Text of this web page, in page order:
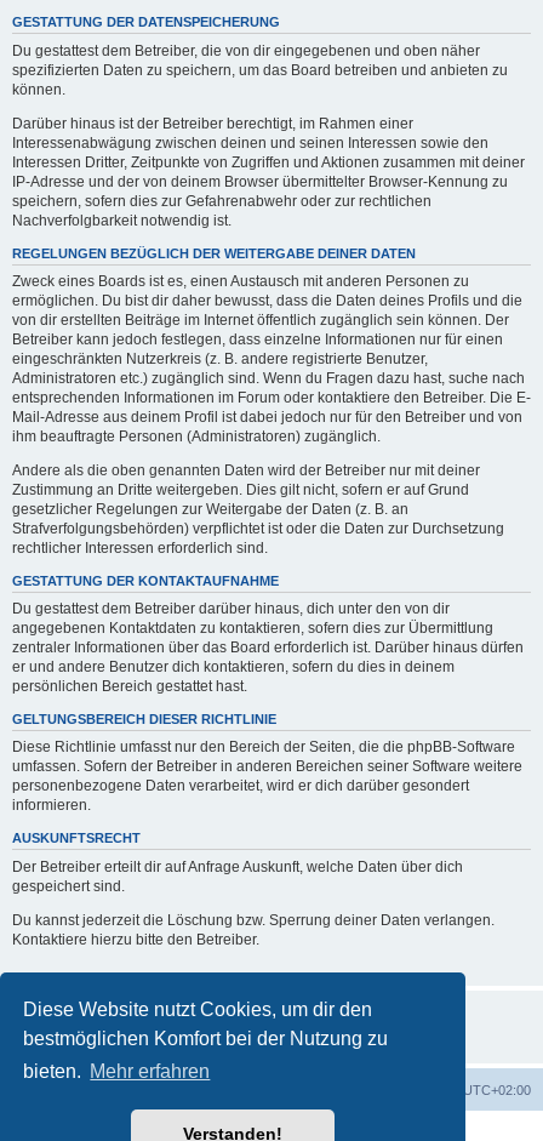
Diese Website nutzt Cookies, um dir den
bestmöglichen Komfort bei der Nutzung zu
bieten. Mehr erfahren
Verstanden!
GESTATTUNG DER DATENSPEICHERUNG
Du gestattest dem Betreiber, die von dir eingegebenen und oben näher
spezifizierten Daten zu speichern, um das Board betreiben und anbieten zu
können.
Darüber hinaus ist der Betreiber berechtigt, im Rahmen einer
Interessenabwägung zwischen deinen und seinen Interessen sowie den
Interessen Dritter, Zeitpunkte von Zugriffen und Aktionen zusammen mit deiner
IP-Adresse und der von deinem Browser übermittelter Browser-Kennung zu
speichern, sofern dies zur Gefahrenabwehr oder zur rechtlichen
Nachverfolgbarkeit notwendig ist.
REGELUNGEN BEZÜGLICH DER WEITERGABE DEINER DATEN
Zweck eines Boards ist es, einen Austausch mit anderen Personen zu
ermöglichen. Du bist dir daher bewusst, dass die Daten deines Profils und die
von dir erstellten Beiträge im Internet öffentlich zugänglich sein können. Der
Betreiber kann jedoch festlegen, dass einzelne Informationen nur für einen
eingeschränkten Nutzerkreis (z. B. andere registrierte Benutzer,
Administratoren etc.) zugänglich sind. Wenn du Fragen dazu hast, suche nach
entsprechenden Informationen im Forum oder kontaktiere den Betreiber. Die E-
Mail-Adresse aus deinem Profil ist dabei jedoch nur für den Betreiber und von
ihm beauftragte Personen (Administratoren) zugänglich.
Andere als die oben genannten Daten wird der Betreiber nur mit deiner
Zustimmung an Dritte weitergeben. Dies gilt nicht, sofern er auf Grund
gesetzlicher Regelungen zur Weitergabe der Daten (z. B. an
Strafverfolgungsbehörden) verpflichtet ist oder die Daten zur Durchsetzung
rechtlicher Interessen erforderlich sind.
GESTATTUNG DER KONTAKTAUFNAHME
Du gestattest dem Betreiber darüber hinaus, dich unter den von dir
angegebenen Kontaktdaten zu kontaktieren, sofern dies zur Übermittlung
zentraler Informationen über das Board erforderlich ist. Darüber hinaus dürfen
er und andere Benutzer dich kontaktieren, sofern du dies in deinem
persönlichen Bereich gestattet hast.
GELTUNGSBEREICH DIESER RICHTLINIE
Diese Richtlinie umfasst nur den Bereich der Seiten, die die phpBB-Software
umfassen. Sofern der Betreiber in anderen Bereichen seiner Software weitere
personenbezogene Daten verarbeitet, wird er dich darüber gesondert
informieren.
AUSKUNFTSRECHT
Der Betreiber erteilt dir auf Anfrage Auskunft, welche Daten über dich
gespeichert sind.
Du kannst jederzeit die Löschung bzw. Sperrung deiner Daten verlangen.
Kontaktiere hierzu bitte den Betreiber.
UTC+02:00
Powered byphpBB® Forum Software © phpBB Limited